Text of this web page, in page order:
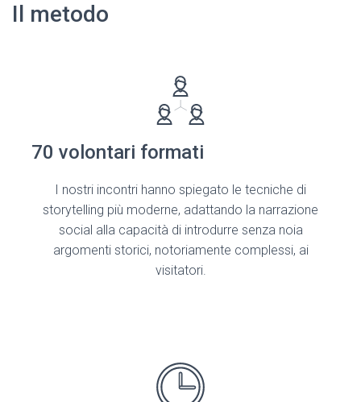
Il metodo
70 volontari formati
I nostri incontri hanno spiegato le tecniche di
storytelling più moderne, adattando la narrazione
social alla capacità di introdurre senza noia
argomenti storici, notoriamente complessi, ai
visitatori.